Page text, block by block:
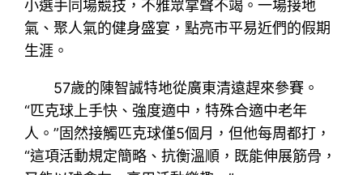
小選手同場競技，不雅眾掌聲不竭。一場接地
氣、聚人氣的健身盛宴，點亮市平易近們的假期
生涯。
57歲的陳智誠特地從廣東清遠趕來參賽。
“匹克球上手快、強度適中，特殊合適中老年
人。”固然接觸匹克球僅5個月，但他每周都打，
“這項活動規定簡略、抗衡溫順，既能伸展筋骨，